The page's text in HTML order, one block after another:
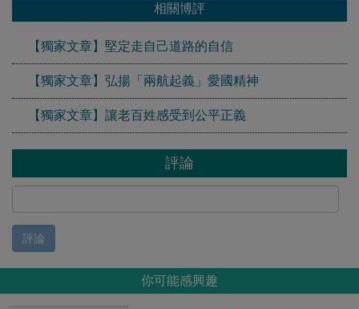
相關博評
【獨家文章】堅定走自己道路的自信
【獨家文章】弘揚「兩航起義」愛國精神
【獨家文章】讓老百姓感受到公平正義
評論
評論
你可能感興趣